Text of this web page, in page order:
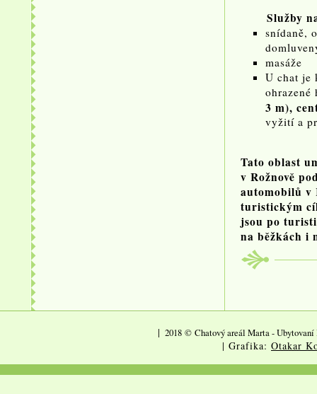
Služby
snídaně,
masáže
U chat je
3 m),
vyžití a
Tato oblast
v Rožnově
automobilů v
turistickým
jsou po
na běžkách i
| 2018 © Chatový areál Marta -
| Grafika: Otakar